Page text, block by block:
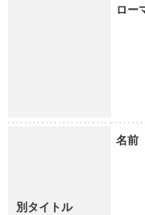
ロー
別タイトル
名前